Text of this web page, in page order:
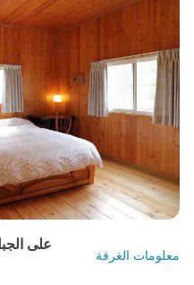
معلومات الغرفة